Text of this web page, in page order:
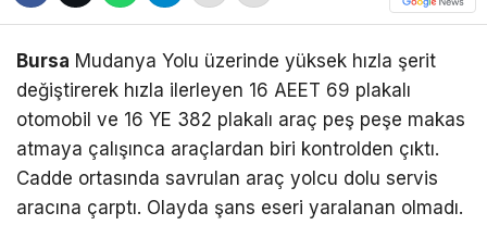
Bursa Mudanya Yolu üzerinde yüksek hızla şerit
değiştirerek hızla ilerleyen 16 AEET 69 plakalı
otomobil ve 16 YE 382 plakalı araç peş peşe makas
atmaya çalışınca araçlardan biri kontrolden çıktı.
Cadde ortasında savrulan araç yolcu dolu servis
aracına çarptı. Olayda şans eseri yaralanan olmadı.